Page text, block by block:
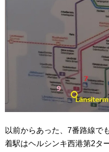
以前からあった、7番路線で
着駅はヘルシンキ西港第2タ